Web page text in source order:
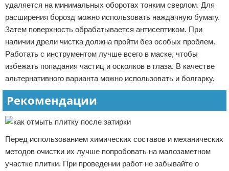
удаляется на минимальных оборотах тонким сверлом. Для
расширения борозд можно использовать наждачную бумагу.
Затем поверхность обрабатывается антисептиком. При
наличии дрели чистка должна пройти без особых проблем.
Работать с инструментом лучше всего в маске, чтобы
избежать попадания частиц и осколков в глаза. В качестве
альтернативного варианта можно использовать и болгарку.
Рекомендации
Перед использованием химических составов и механических
методов очистки их лучше попробовать на малозаметном
участке плитки. При проведении работ не забывайте о